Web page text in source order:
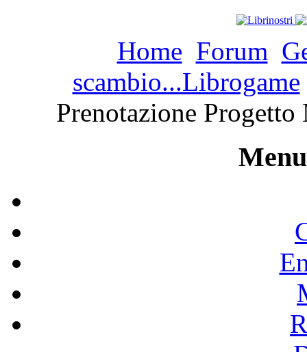
Home Forum
scambio...Librogame
Prenotazione